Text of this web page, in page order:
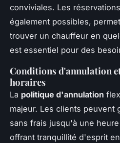
conviviales. Les
également possibles,
trouver un chauffeur en
est essentiel pour des
Conditions d'annulation
horaires
La politique d'annulation
majeur. Les clients peuvent
sans frais jusqu'à une
offrant tranquillité d'esprit